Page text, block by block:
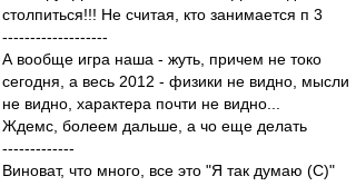
столпиться!!! Не считая, кто занимается п 3
-------------------
А вообще игра наша - жуть, причем не токо
сегодня, а весь 2012 - физики не видно, мысли
не видно, характера почти не видно...
Ждемс, болеем дальше, а чо еще делать
-------------
Виноват, что много, все это "Я так думаю (С)"